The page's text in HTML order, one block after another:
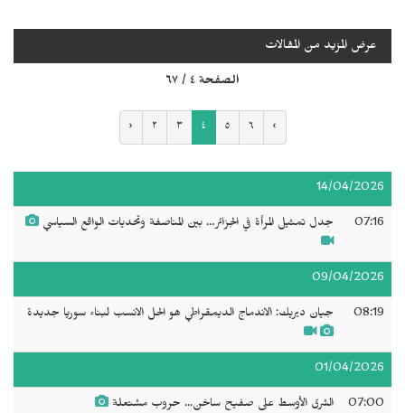
عرض المزيد من المقالات
الصفحة ٤ / ٦٧
‹ ٢ ٣ ٤ ٥ ٦ ›
14/04/2026
07:16 جدل تمثيل المرأة في الجزائر… بين المناصفة وتحديات الواقع السياسي
09/04/2026
08:19 جيان ديريك: الاندماج الديمقراطي هو الحل الانسب لبناء سوريا جديدة
01/04/2026
07:00 الشرق الأوسط على صفيح ساخن... حروب مشتعلة